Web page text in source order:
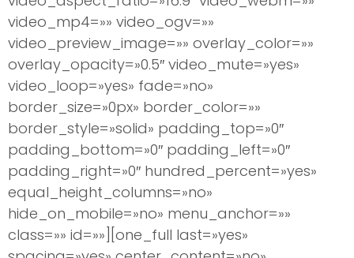
video_mp4=»» video_ogv=»»
video_preview_image=»» overlay_color=»»
overlay_opacity=»0.5″ video_mute=»yes»
video_loop=»yes» fade=»no»
border_size=»0px» border_color=»»
border_style=»solid» padding_top=»0″
padding_bottom=»0″ padding_left=»0″
padding_right=»0″ hundred_percent=»yes»
equal_height_columns=»no»
hide_on_mobile=»no» menu_anchor=»»
class=»» id=»»][one_full last=»yes»